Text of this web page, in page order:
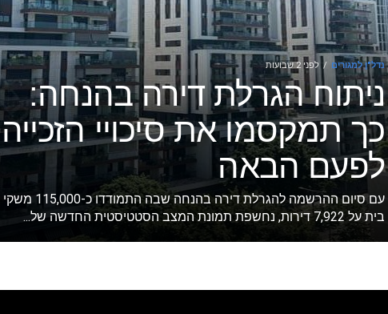
נדל"ן למגורים לפני 2 שבועות
ניתוח הגרלת דירה בהנחה:
כך תמקסמו את סיכויי הזכייה
לפעם הבאה
עם סיום ההרשמה להגרלת דירה בהנחה שבה התמודדו כ-115,000 משקי
בית על 7,922 דירות, נחשפת תמונת המצב הסטטיסטית החדשה של...